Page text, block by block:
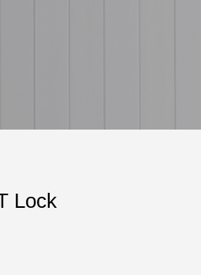
Lock